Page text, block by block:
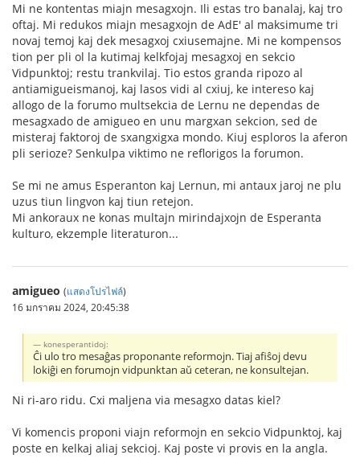
Mi ne kontentas miajn mesagxojn. Ili estas tro banalaj, kaj tro
oftaj. Mi redukos miajn mesagxojn de AdE' al maksimume tri
novaj temoj kaj dek mesagxoj cxiusemajne. Mi ne kompensos
tion per pli ol la kutimaj kelkfojaj mesagxoj en sekcio
Vidpunktoj; restu trankvilaj. Tio estos granda ripozo al
antiamigueismanoj, kaj lasos vidi al cxiuj, ke intereso kaj
allogo de la forumo multsekcia de Lernu ne dependas de
mesagxado de amigueo en unu margxan sekcion, sed de
misteraj faktoroj de sxangxigxa mondo. Kiuj esploros la aferon
pli serioze? Senkulpa viktimo ne reflorigos la forumon.
Se mi ne amus Esperanton kaj Lernun, mi antaux jaroj ne plu
uzus tiun lingvon kaj tiun retejon.
Mi ankoraux ne konas multajn mirindajxojn de Esperanta
kulturo, ekzemple literaturon...
amigueo (แสดงโปรไฟล์)
16 มกราคม 2024, 20:45:38
konesperantidoj:
Ĉi ulo tro mesaĝas proponante reformojn. Tiaj afiŝoj devu
lokiĝi en forumojn vidpunktan aŭ ceteran, ne konsultejan.
Ni ri-aro ridu. Cxi maljena via mesagxo datas kiel?
Vi komencis proponi viajn reformojn en sekcio Vidpunktoj, kaj
poste en kelkaj aliaj sekcioj. Kaj poste vi provis en la angla.